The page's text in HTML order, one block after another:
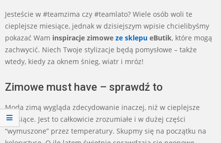
Jesteście w #teamzima czy #teamlato? Wiele osób woli te
cieplejsze miesiące, jednak w dzisiejszym wpisie chcielibyśmy
pokazać Wam inspiracje zimowe ze sklepu eButik, które mogą
zachwycić. Niech Twoje stylizacje będą pomysłowe – także
wtedy, kiedy za oknem śnieg, wiatr i mróz!
Zimowe must have – sprawdź to
Moda zimą wygląda zdecydowanie inaczej, niż w cieplejsze
miesiące. Jest to całkowicie zrozumiałe i w dużej części
“wymuszone” przez temperatury. Skupmy się na początku na